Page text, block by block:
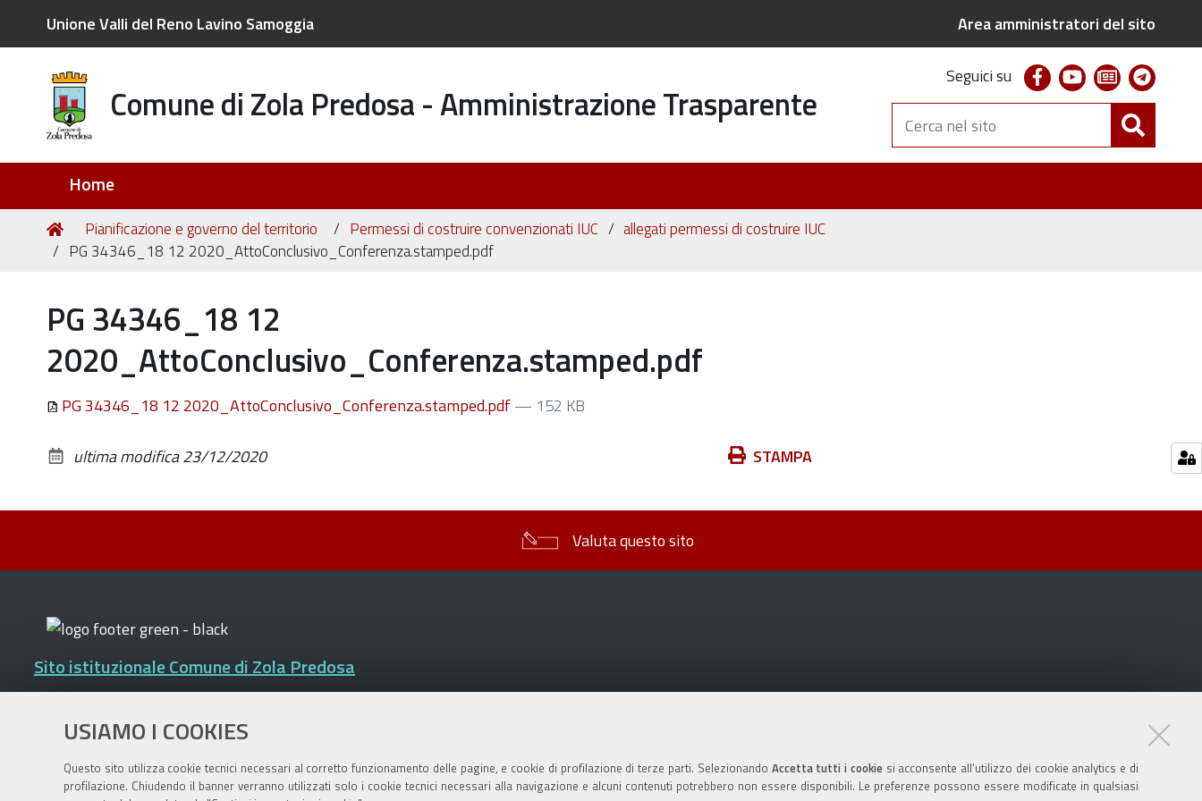
USIAMO I COOKIES
Questo sito utilizza cookie tecnici necessari al corretto funzionamento delle pagine, e cookie di profilazione di terze parti. Selezionando Accetta tutti i cookiesi acconsente all’utilizzo dei cookie analytics e di
profilazione. Chiudendo il banner verranno utilizzati solo i cookie tecnici necessari alla navigazione e alcuni contenuti potrebbero non essere disponibili. Le preferenze possono essere modificate in qualsiasi
Unione Valli del Reno Lavino Samoggia Area amministratori del sito
Comune di Zola Predosa - Amministrazione Trasparente
Seguici su facebookyoutubenewsletter
Cerca
nel
sito
Home
Tu
sei
Home
Pianificazione e governo del territorio Permessi di costruire convenzionati IUC
allegati permessi di costruire IUC
PG 34346_18 12 2020_AttoConclusivo_Conferenza.stamped.pdf
PG 34346_18 12
2020_AttoConclusivo_Conferenza.stamped.pdf
PG 34346_18 12 2020_AttoConclusivo_Conferenza.stamped.pdf— 152 KB
Azioni STAMPA
ultima modifica23/12/2020
Valuta questo sito
Sito istituzionale Comune di Zola Predosa
Privacy policy| DPO|Accessibilità